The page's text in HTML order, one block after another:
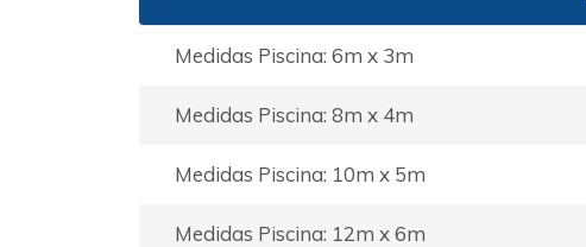
Medidas Piscina: 6m x 3m
Medidas Piscina: 8m x 4m
Medidas Piscina: 10m x 5m
Medidas Piscina: 12m x 6m